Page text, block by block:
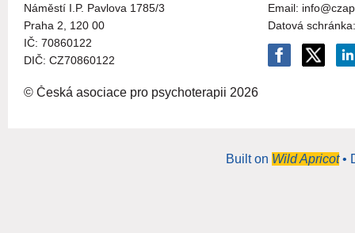
Náměstí I.P. Pavlova 1785/3
Praha 2, 120 00
IČ: 70860122
DIČ: CZ70860122
Email:
Datová
© Česká asociace pro psychoterapii 2026
Built on Wild Apricot •